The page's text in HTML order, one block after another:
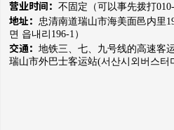
营业时间： 不固定（可以事先拨打
地址： 忠清南道瑞山市海美面邑内里
면 읍내리196-1）
交通： 地铁三、七、九号线的高速客
瑞山市外巴士客运站(서산시외버스터